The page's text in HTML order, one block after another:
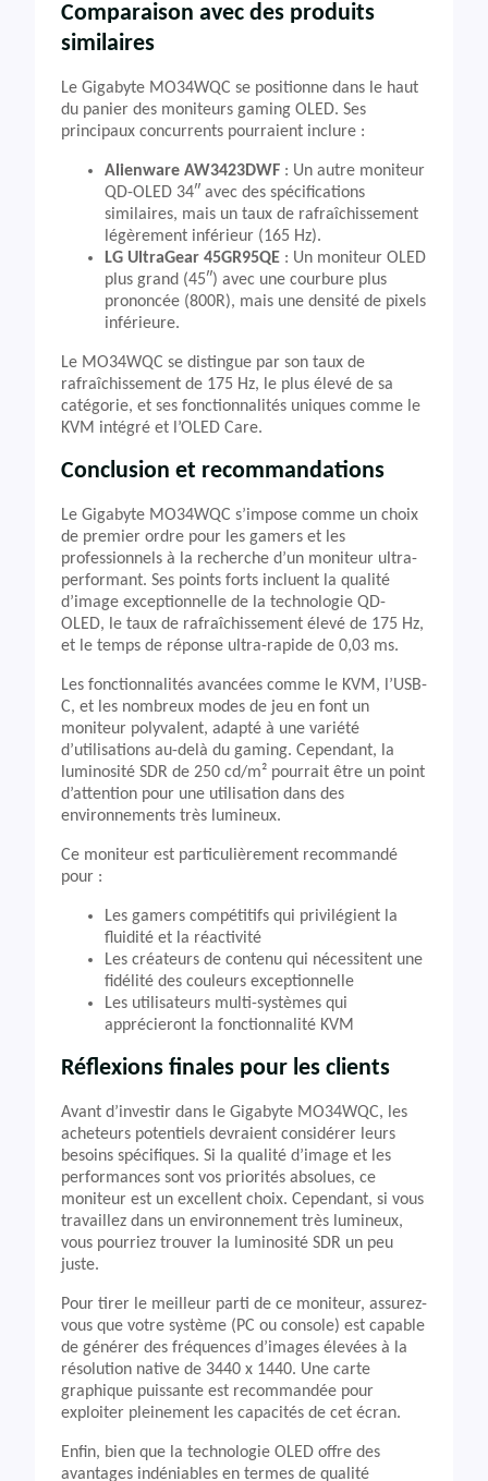
Comparaison avec des produits
similaires
Le Gigabyte MO34WQC se positionne dans le haut
du panier des moniteurs gaming OLED. Ses
principaux concurrents pourraient inclure :
Alienware AW3423DWF : Un autre moniteur
QD-OLED 34″ avec des spécifications
similaires, mais un taux de rafraîchissement
légèrement inférieur (165 Hz).
LG UltraGear 45GR95QE : Un moniteur OLED
plus grand (45″) avec une courbure plus
prononcée (800R), mais une densité de pixels
inférieure.
Le MO34WQC se distingue par son taux de
rafraîchissement de 175 Hz, le plus élevé de sa
catégorie, et ses fonctionnalités uniques comme le
KVM intégré et l’OLED Care.
Conclusion et recommandations
Le Gigabyte MO34WQC s’impose comme un choix
de premier ordre pour les gamers et les
professionnels à la recherche d’un moniteur ultra-
performant. Ses points forts incluent la qualité
d’image exceptionnelle de la technologie QD-
OLED, le taux de rafraîchissement élevé de 175 Hz,
et le temps de réponse ultra-rapide de 0,03 ms.
Les fonctionnalités avancées comme le KVM, l’USB-
C, et les nombreux modes de jeu en font un
moniteur polyvalent, adapté à une variété
d’utilisations au-delà du gaming. Cependant, la
luminosité SDR de 250 cd/m² pourrait être un point
d’attention pour une utilisation dans des
environnements très lumineux.
Ce moniteur est particulièrement recommandé
pour :
Les gamers compétitifs qui privilégient la
fluidité et la réactivité
Les créateurs de contenu qui nécessitent une
fidélité des couleurs exceptionnelle
Les utilisateurs multi-systèmes qui
apprécieront la fonctionnalité KVM
Réflexions finales pour les clients
Avant d’investir dans le Gigabyte MO34WQC, les
acheteurs potentiels devraient considérer leurs
besoins spécifiques. Si la qualité d’image et les
performances sont vos priorités absolues, ce
moniteur est un excellent choix. Cependant, si vous
travaillez dans un environnement très lumineux,
vous pourriez trouver la luminosité SDR un peu
juste.
Pour tirer le meilleur parti de ce moniteur, assurez-
vous que votre système (PC ou console) est capable
de générer des fréquences d’images élevées à la
résolution native de 3440 x 1440. Une carte
graphique puissante est recommandée pour
exploiter pleinement les capacités de cet écran.
Enfin, bien que la technologie OLED offre des
avantages indéniables en termes de qualité